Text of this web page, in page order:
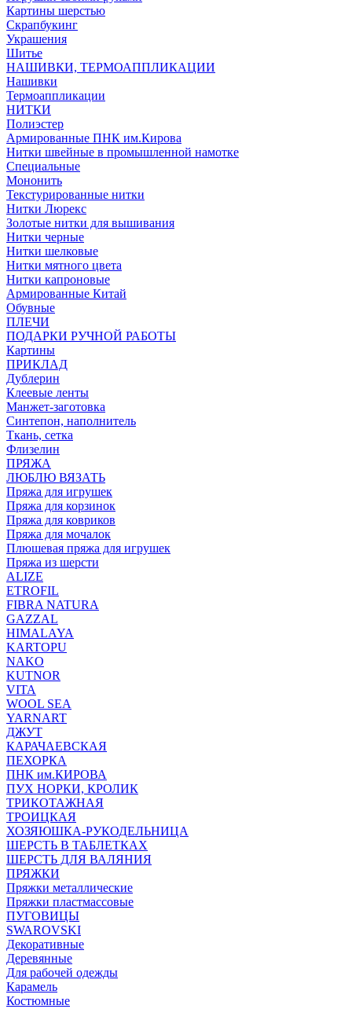
Картины шерстью
Скрапбукинг
Украшения
Шитье
НАШИВКИ, ТЕРМОАППЛИКАЦИИ
Нашивки
Термоаппликации
НИТКИ
Полиэстер
Армированные ПНК им.Кирова
Нитки швейные в промышленной намотке
Специальные
Мононить
Текстурированные нитки
Нитки Люрекс
Золотые нитки для вышивания
Нитки черные
Нитки шелковые
Нитки мятного цвета
Нитки капроновые
Армированные Китай
Обувные
ПЛЕЧИ
ПОДАРКИ РУЧНОЙ РАБОТЫ
Картины
ПРИКЛАД
Дублерин
Клеевые ленты
Манжет-заготовка
Синтепон, наполнитель
Ткань, сетка
Флизелин
ПРЯЖА
ЛЮБЛЮ ВЯЗАТЬ
Пряжа для игрушек
Пряжа для корзинок
Пряжа для ковриков
Пряжа для мочалок
Плюшевая пряжа для игрушек
Пряжа из шерсти
ALIZE
ETROFIL
FIBRA NATURA
GAZZAL
HIMALAYA
KARTOPU
NAKO
KUTNOR
VITA
WOOL SEA
YARNART
ДЖУТ
КАРАЧАЕВСКАЯ
ПЕХОРКА
ПНК им.КИРОВА
ПУХ НОРКИ, КРОЛИК
ТРИКОТАЖНАЯ
ТРОИЦКАЯ
ХОЗЯЮШКА-РУКОДЕЛЬНИЦА
ШЕРСТЬ В ТАБЛЕТКАХ
ШЕРСТЬ ДЛЯ ВАЛЯНИЯ
ПРЯЖКИ
Пряжки металлические
Пряжки пластмассовые
ПУГОВИЦЫ
SWAROVSKI
Декоративные
Деревянные
Для рабочей одежды
Карамель
Костюмные